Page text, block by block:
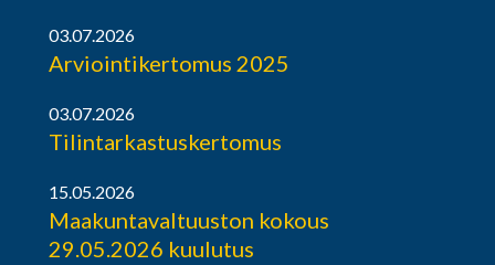
03.07.2026
Arviointikertomus 2025
03.07.2026
Tilintarkastuskertomus
15.05.2026
Maakuntavaltuuston kokous
29.05.2026 kuulutus